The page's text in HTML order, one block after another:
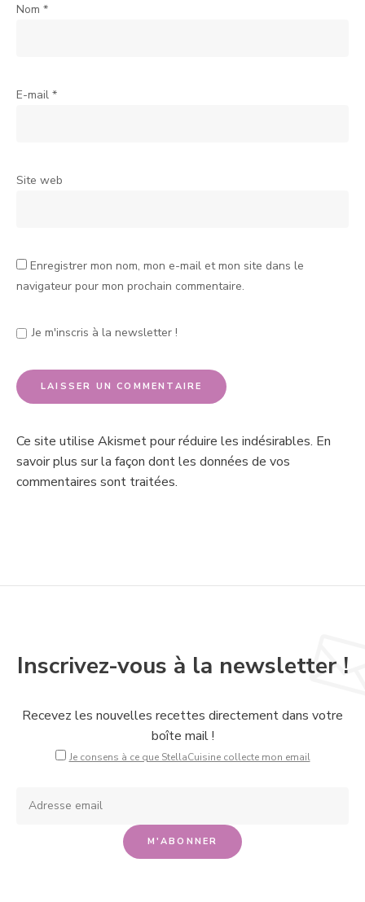
Nom *
E-mail *
Site web
Enregistrer mon nom, mon e-mail et mon site dans le
navigateur pour mon prochain commentaire.
Je m'inscris à la newsletter !
Ce site utilise Akismet pour réduire les indésirables. En
savoir plus sur la façon dont les données de vos
commentaires sont traitées.
Inscrivez-vous à la newsletter !
Recevez les nouvelles recettes directement dans votre
boîte mail !
Je consens à ce que StellaCuisine collecte mon email